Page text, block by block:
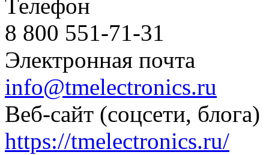
Телефон
8 800 551-71-31
Электронная почта
info@tmelectronics.ru
Веб-сайт (соцсети, блога)
https://tmelectronics.ru/